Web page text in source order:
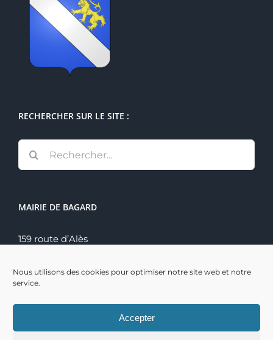
Nous utilisons des cookies pour optimiser notre site web et notre
service.
Accepter
RECHERCHER SUR LE SITE :
MAIRIE DE BAGARD
159 route d’Alès
Tél. : 04 66 60 70 22